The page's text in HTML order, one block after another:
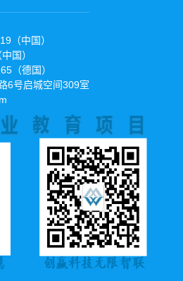
（中国）
国）
（德国）
6号启城空间309室